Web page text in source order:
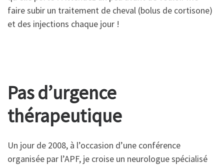
faire subir un traitement de cheval (bolus de cortisone)
et des injections chaque jour !
Pas d’urgence
thérapeutique
Un jour de 2008, à l’occasion d’une conférence
organisée par l’APF, je croise un neurologue spécialisé